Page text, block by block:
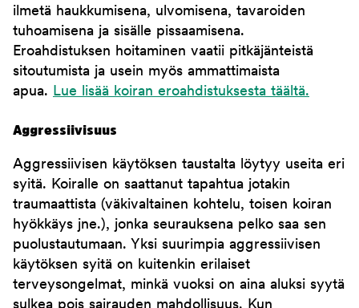
ilmetä haukkumisena, ulvomisena, tavaroiden
tuhoamisena ja sisälle pissaamisena.
Eroahdistuksen hoitaminen vaatii pitkäjänteistä
sitoutumista ja usein myös ammattimaista
apua. Lue lisää koiran eroahdistuksesta täältä.
Aggressiivisuus
Aggressiivisen käytöksen taustalta löytyy useita eri
syitä. Koiralle on saattanut tapahtua jotakin
traumaattista (väkivaltainen kohtelu, toisen koiran
hyökkäys jne.), jonka seurauksena pelko saa sen
puolustautumaan. Yksi suurimpia aggressiivisen
käytöksen syitä on kuitenkin erilaiset
terveysongelmat, minkä vuoksi on aina aluksi syytä